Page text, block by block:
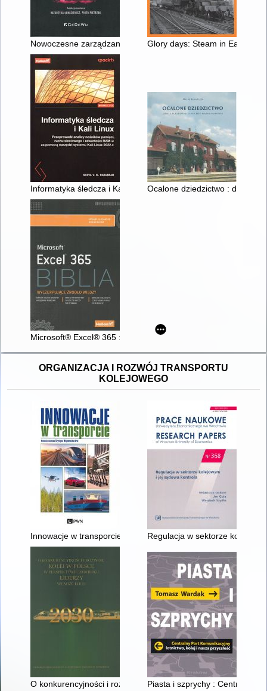
Nowoczesne zarządzanie : podstawy zarządzania
Glory days: Steam in East
Informatyka śledcza i Kali Linux : przeprowadź analizy
Ocalone dziedzictwo : dzieje
Microsoft® Excel® 365 : biblia
ORGANIZACJA I ROZWÓJ TRANSPORTU
KOLEJOWEGO
Innowacje w transporcie : zrównoważony rozwój, integracja
Regulacja w sektorze
O konkurencyjności i rozwoju kolei w Polsce w perspektywie
Piasta i szprychy : Centralny